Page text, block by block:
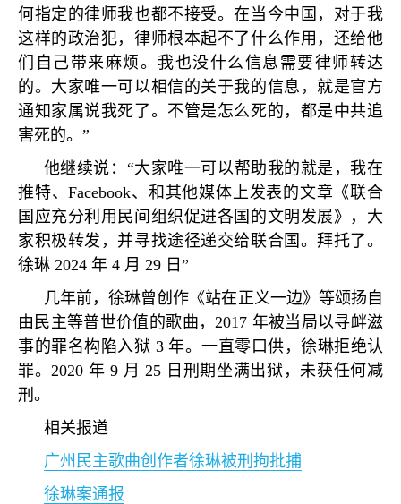
何指定的律师我也都不接受。在当今中国，对于我
这样的政治犯，律师根本起不了什么作用，还给他
们自己带来麻烦。我也没什么信息需要律师转达
的。大家唯一可以相信的关于我的信息，就是官方
通知家属说我死了。不管是怎么死的，都是中共追
害死的。 ”
他继续说： “大家唯一可以帮助我的就是，我在
推特、Facebook、和其他媒体上发表的文章《联合
国应充分利用民间组织促进各国的文明发展》，大
家积极转发，并寻找途径递交给联合国。拜托了。
徐琳 2024 年 4 月 29 日 ”
几年前，徐琳曾创作《站在正义一边》等颂扬自
由民主等普世价值的歌曲，2017 年被当局以寻衅滋
事的罪名构陷入狱 3 年。一直零口供，徐琳拒绝认
罪。2020年 9 月 25 日刑期坐满出狱，未获任何减
刑。
相关报道
广州民主歌曲创作者徐琳被刑拘批捕
徐琳案通报